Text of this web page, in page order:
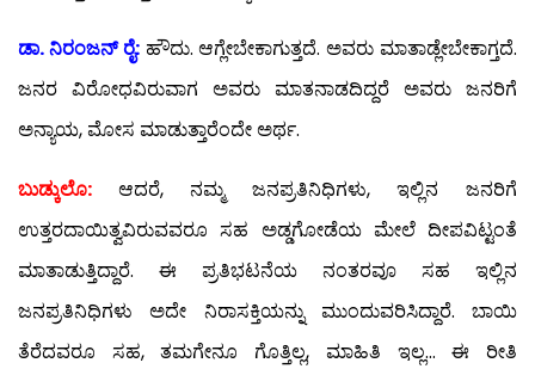
ಡಾ. ನಿರಂಜನ್ ರೈ:ಹೌದು. ಆಗ್ಲೇಬೇಕಾಗುತ್ತದೆ. ಅವರು ಮಾತಾಡ್ಲೇಬೇಕಾಗ್ತದೆ.
ಜನರ ವಿರೋಧವಿರುವಾಗ ಅವರು ಮಾತನಾಡದಿದ್ದರೆ ಅವರು ಜನರಿಗೆ
ಅನ್ಯಾಯ, ಮೋಸ ಮಾಡುತ್ತಾರೆಂದೇ ಅರ್ಥ.
ಬುಡ್ಕುಲೊ:
ಆದರೆ, ನಮ್ಮ ಜನಪ್ರತಿನಿಧಿಗಳು, ಇಲ್ಲಿನ ಜನರಿಗೆ
ಉತ್ತರದಾಯಿತ್ವವಿರುವವರೂ ಸಹ ಅಡ್ಡಗೋಡೆಯ ಮೇಲೆ ದೀಪವಿಟ್ಟಂತೆ
ಮಾತಾಡುತ್ತಿದ್ದಾರೆ. ಈ ಪ್ರತಿಭಟನೆಯ ನಂತರವೂ ಸಹ ಇಲ್ಲಿನ
ಜನಪ್ರತಿನಿಧಿಗಳು ಅದೇ ನಿರಾಸಕ್ತಿಯನ್ನು ಮುಂದುವರಿಸಿದ್ದಾರೆ. ಬಾಯಿ
ತೆರೆದವರೂ ಸಹ, ತಮಗೇನೂ ಗೊತ್ತಿಲ್ಲ, ಮಾಹಿತಿ ಇಲ್ಲ… ಈ ರೀತಿ